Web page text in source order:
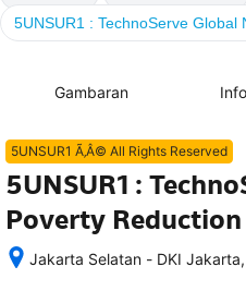
5UNSUR1 : TechnoServe
Gambaran
5UNSUR1 Ã‚Â© All Rights Reserved
5UNSUR1 :
Poverty
Jakarta Selatan - DKI